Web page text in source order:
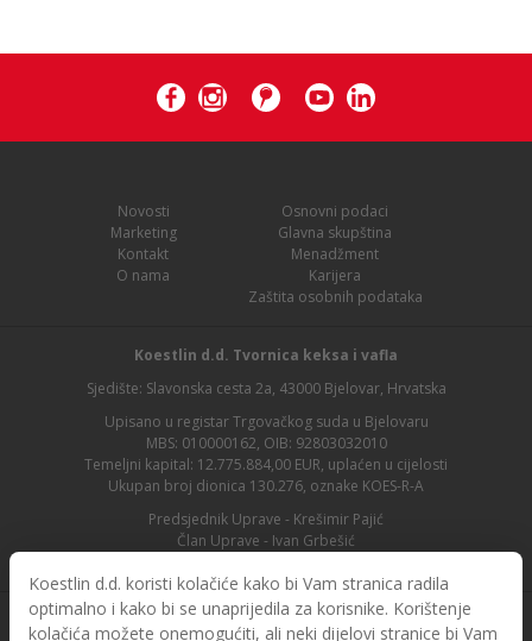
Koestlin d.d. koristi kolačiće kako bi Vam stranica radila
optimalno i kako bi se unaprijedila za korisnike. Korištenje
kolačića možete onemogućiti, ali neki dijelovi stranice bi Vam
Novosti
Marketing
Kontakt
O nama
Osnovni podaci
Glavna skupština
Menadžment
Karijera
Zaštita osobnih podataka
Koestlin d.d. Tvornica keksa i vafla
Sjedište: Slavonska cesta 2a, 43000 Bjelovar, Hrvatska
Upisano u registar Trgovačkog suda u Bjelovaru
MBS: 010000162, OIB: 92803032010
Temeljni kapital: 12.775.884,00 EUR, uplaćen u cijelosti
Ukupan broj dionica 130.276, oznake KOES-R-A
Predsjednik Uprave - Krešimir Pajić
Član Uprave - Ivan Grbešić